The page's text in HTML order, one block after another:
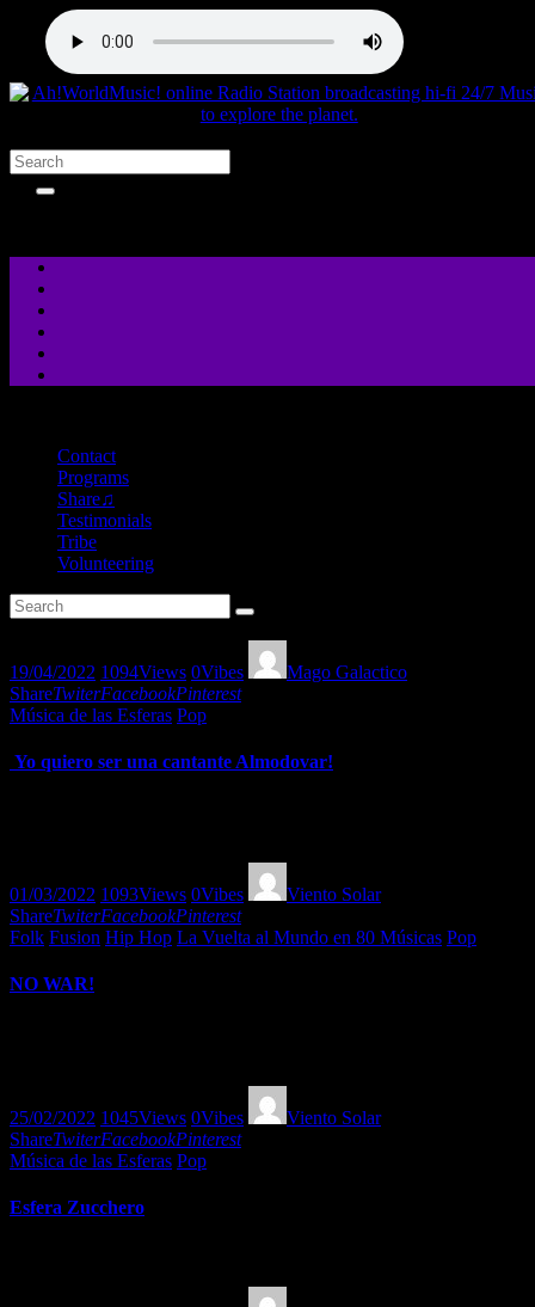
Contact
Programs
Share♫
Testimonials
Tribe
Volunteering
19/04/2022 1094Views 0Vibes
Mago Galactico
ShareTwiterFacebookPinterest
Música de las Esferas Pop
Yo quiero ser una cantante Almodovar!
01/03/2022 1093Views 0Vibes
Viento Solar
ShareTwiterFacebookPinterest
Folk Fusion Hip Hop La Vuelta al Mundo en 80 Músicas Pop
NO WAR!
25/02/2022 1045Views 0Vibes
Viento Solar
ShareTwiterFacebookPinterest
Música de las Esferas Pop
Esfera Zucchero